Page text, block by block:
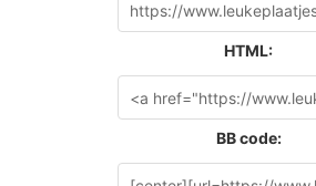
HTML:
BB code: